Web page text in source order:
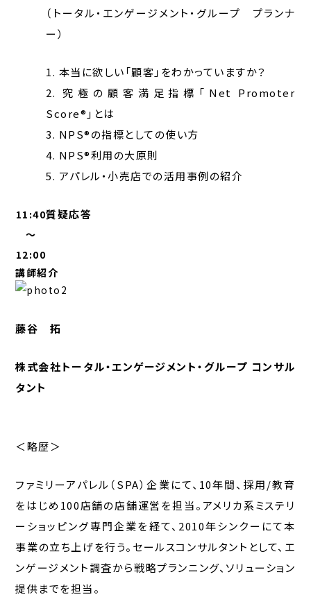
（トータル・エンゲージメント・グループ プランナ
ー）
1. 本当に欲しい「顧客」をわかっていますか？
2. 究極の顧客満足指標「Net Promoter
Score®」とは
3. NPS®の指標としての使い方
4. NPS®利用の大原則
5. アパレル・小売店での活用事例の紹介
11:40
～
12:00
質疑応答
講師紹介
藤谷 拓
株式会社トータル・エンゲージメント・グループ コンサル
タント
＜略歴＞
ファミリーアパレル（SPA）企業にて、10年間、採用/教育
をはじめ100店舗の店舗運営を担当。アメリカ系ミステリ
ーショッピング専門企業を経て、2010年シンクーにて本
事業の立ち上げを行う。セールスコンサルタントとして、エ
ンゲージメント調査から戦略プランニング、ソリューション
提供までを担当。